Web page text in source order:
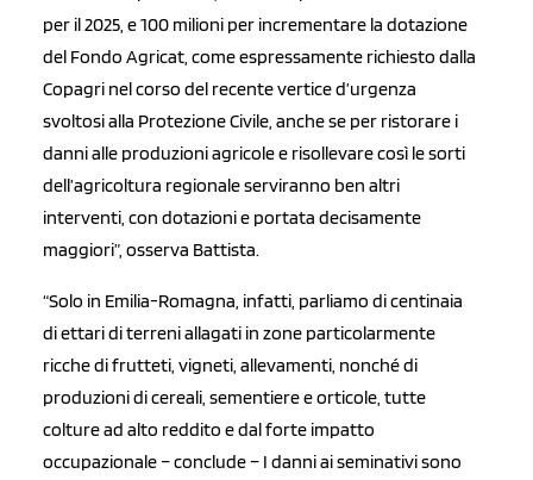
per il 2025, e 100 milioni per incrementare la dotazione
del Fondo Agricat, come espressamente richiesto dalla
Copagri nel corso del recente vertice d’urgenza
svoltosi alla Protezione Civile, anche se per ristorare i
danni alle produzioni agricole e risollevare così le sorti
dell’agricoltura regionale serviranno ben altri
interventi, con dotazioni e portata decisamente
maggiori”, osserva Battista.
“Solo in Emilia-Romagna, infatti, parliamo di centinaia
di ettari di terreni allagati in zone particolarmente
ricche di frutteti, vigneti, allevamenti, nonché di
produzioni di cereali, sementiere e orticole, tutte
colture ad alto reddito e dal forte impatto
occupazionale – conclude – I danni ai seminativi sono